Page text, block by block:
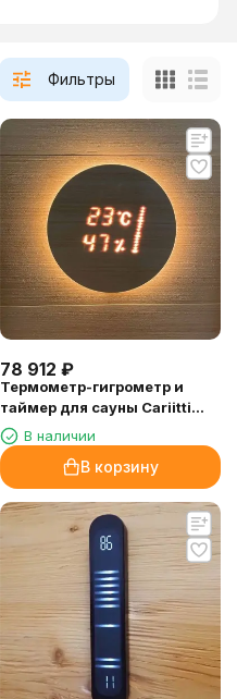
Фильтры
78 912 ₽
Термометр-гигрометр и
таймер для сауны Cariitti
Aspectu, хемлок
В наличии
В корзину